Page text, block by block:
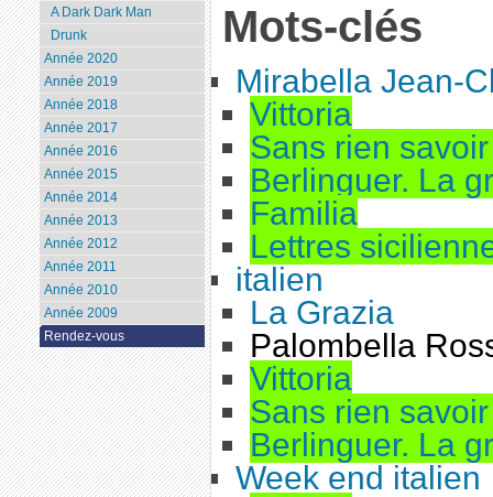
Mots-clés
Mirabella Jean-
Vittoria
Sans rien savoir
Berlinguer. La
Familia
Lettres
italien
La Grazia
Palombella
Vittoria
Sans rien savoir
Berlinguer. La
Week end italien
A Dark Dark Man
Drunk
Année 2020
Année 2019
Année 2018
Année 2017
Année 2016
Année 2015
Année 2014
Année 2013
Année 2012
Année 2011
Année 2010
Année 2009
Rendez-vous